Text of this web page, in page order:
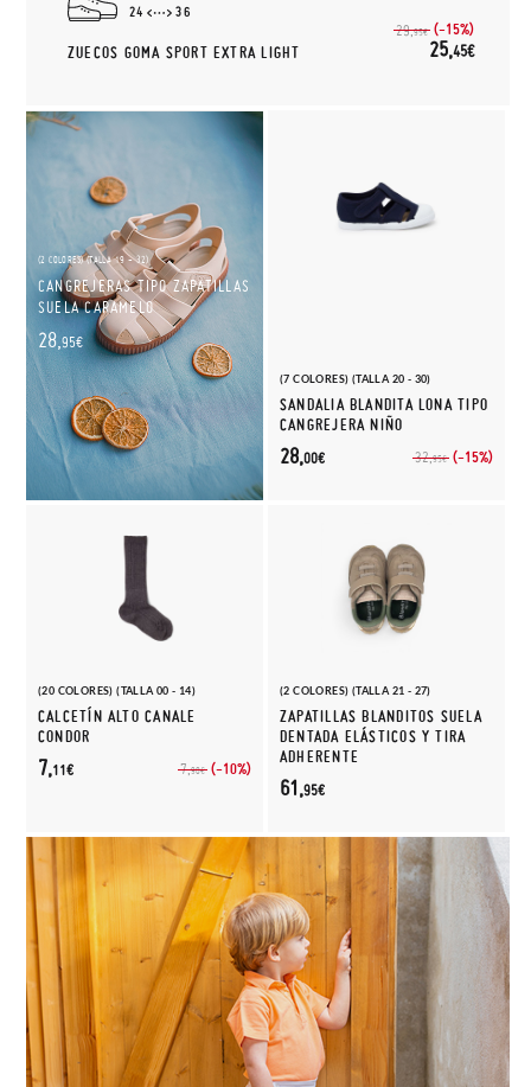
24 36
ZUECOS GOMA SPORT EXTRA LIGHT
29,95€ (-15%)
25,45€
(2 COLORES) (TALLA 19 - 32)
CANGREJERAS TIPO ZAPATILLAS
SUELA CARAMELO
28, 95€
(7 COLORES) (TALLA 20 - 30)
SANDALIA BLANDITA LONA TIPO
CANGREJERA NIÑO
32,95€ (-15%)
28,00€
(20 COLORES) (TALLA 00 - 14)
CALCETÍN ALTO CANALE
CONDOR
7,90€ (-10%)
7,11€
(2 COLORES) (TALLA 21 - 27)
ZAPATILLAS BLANDITOS SUELA
DENTADA ELÁSTICOS Y TIRA
ADHERENTE
61,95€